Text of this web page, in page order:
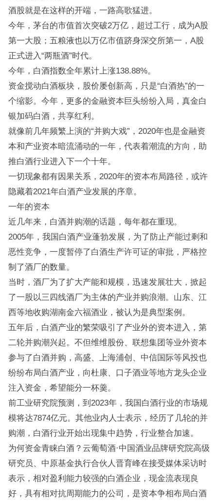
酒股就是在这样的开端，一路高歌猛进。
今年，茅台的市值首次突破2万亿，超过工行，成为A股
第一大股；五粮液也以万亿市值跻身深交所第一，A股
正式进入“两瓶酒”时代。
今年，白酒指数全年累计上涨138.88%。
资金搅动白酒板块，股价屡创新高，只是“白酒热”的一
个缩影。今年，更多的金融资本巨头纷纷入局，真金白
银加码白酒，共享红利。
就像前几年频繁上演的“并购大戏”，2020年也是金融资
本和产业资本暗流涌动的一年，代表着潮流的方向，助
推白酒行业进入下一个十年。
一切现象都有因果关系，2020年的资本布局路径，或许
隐藏着2021年白酒产业发展的序章。
一年的资本
近几年来，白酒并购潮的话题，每年都在重现。
2005年，我国白酒产业蓬勃发展，为了防止产能过剩和
恶性竞争，一度暂停了白酒生产许可证的审批，严格控
制了酒厂的数量。
当时，酒厂为了扩大产能和规模，迅速发展壮大，掀起
了一股以三四线酒厂为主体的产业并购浪潮。山东、江
西等地收购湖南金六福酒业，被认为是典型案例。
五年后，白酒产业的繁荣吸引了产业外的资本进入，第
二轮并购潮兴起。不但维维股份、联想集团等业外资本
参与了白酒并购，高盛、上海浦创、中信国际等风投也
纷纷布局白酒产业，向杜康、口子酒业等地方龙头企业
注入资金，希望能分一杯羹。
前工业研究院预测，到2023年，我国白酒行业的市场规
模将达7874亿元。其他业内人士表示，经历了几轮的并
购潮，白酒行业开始出现集中趋势，行业整合加速。
为何资金青睐白酒？云葡萄酒·中国酒业品牌研究院高级
研究员、中原基金执行合伙人晋育峰在接受媒体采访时
表示，相对盈利能力较强的白酒企业，现金流表现良
好，具有相对抗周期能力的公司，是资本争相布局白酒